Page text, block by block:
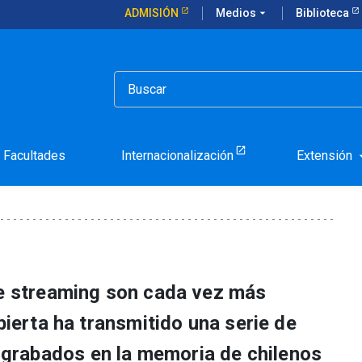
ADMISIÓN Medios arrow_drop_down Biblioteca
Facultades Internacionalización Extensión
la televisión chilena
streaming son cada vez más
ha transmitido una serie de
en la memoria de chilenos